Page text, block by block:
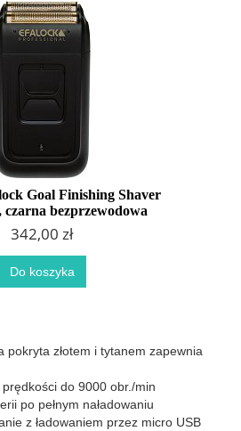
Goal Finishing Shaver
czarna bezprzewodowa
342,00 zł
Do koszyka
pokryta złotem i tytanem zapewnia
do 9000 obr./min
po pełnym naładowaniu
z ładowaniem przez micro USB